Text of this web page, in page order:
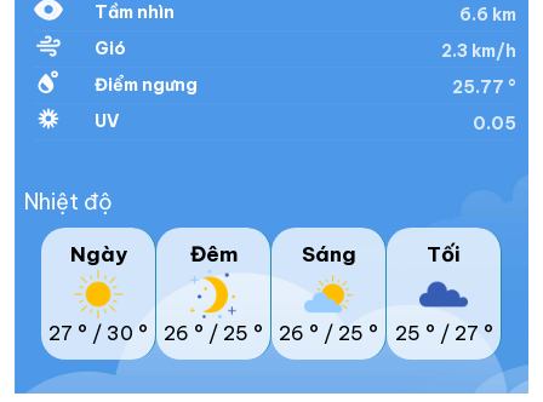
Tầm nhìn
6.6 km
Gió
2.3 km/h
Điểm ngưng
25.77 °
UV
0.05
Nhiệt độ
Ngày
27 ° / 30 °
Đêm
26 ° / 25 °
Sáng
26 ° / 25 °
Tối
25 ° / 27 °